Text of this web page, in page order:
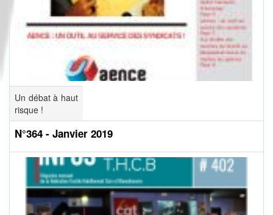
Un débat à haut
risque !
N°364 - Janvier 2019